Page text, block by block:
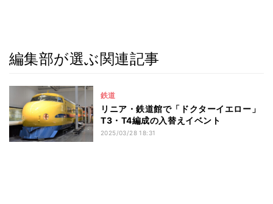
編集部が選ぶ関連記事
鉄道
リニア・鉄道館で「ドクターイエロー」
T3・T4編成の入替えイベント
2025/03/28 18:31